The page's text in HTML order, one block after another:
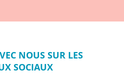
NOUS SUR LES
SOCIAUX